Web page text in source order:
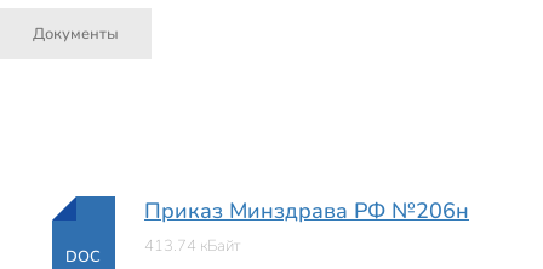
Документы
DOC
Приказ Минздрава РФ №206н
413.74 кБайт